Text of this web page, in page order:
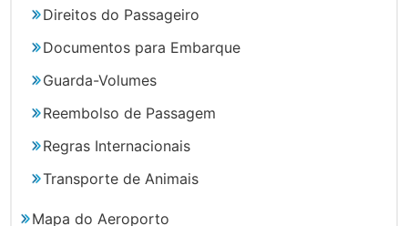
Direitos do Passageiro
Documentos para Embarque
Guarda-Volumes
Reembolso de Passagem
Regras Internacionais
Transporte de Animais
Mapa do Aeroporto